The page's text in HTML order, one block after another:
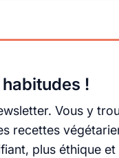
!
Vous y
recettes
plus éthique et